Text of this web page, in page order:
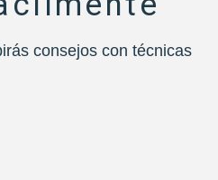
consejos con técnicas